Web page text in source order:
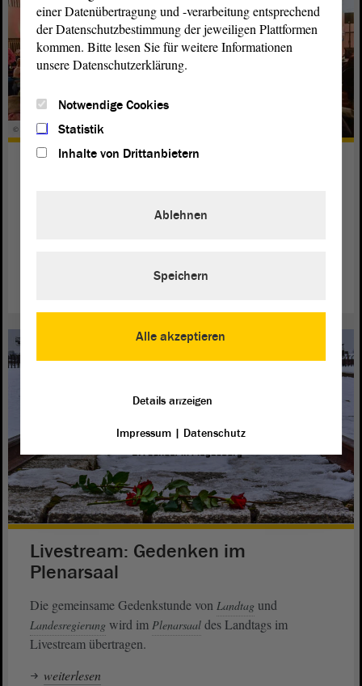
© ltlsa/smü
Erster Filmabend des Landtags im
zeigte „In Liebe, Eure Hilde“ des
Livestream: Gedenken im
Plenarsaal
Die gemeinsame Gedenkstunde von Landtag und
Landesregierung wird im Plenarsaal des Landtags im
Livestream übertragen.
weiterlesen
einer Datenübertragung und -verarbeitung entsprechend
der Datenschutzbestimmung der jeweiligen Plattformen
kommen. Bitte lesen Sie für weitere Informationen
unsere Datenschutzerklärung.
Notwendige Cookies
Statistik
Inhalte von Drittanbietern
Alle akzeptieren
Ablehnen
Speichern
Details anzeigen
Impressum| Datenschutz